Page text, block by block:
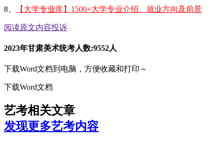
8、 【大学专业库】1500+大学专业介绍、就业方向及前景
阅读原文内容投诉
2023年甘肃美术统考人数:9552人
下载Word文档到电脑，方便收藏和打印～
下载Word文档
艺考相关文章
发现更多艺考内容